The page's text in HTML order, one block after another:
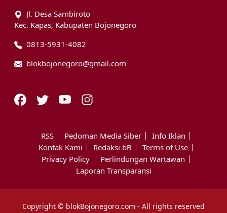
Jl. Desa Sambiroto
Kec. Kapas, Kabupaten Bojonegoro
0813-5931-4082
blokbojonegoro@gmail.com
RSS Pedoman Media Siber
Info Iklan
Kontak Kami
Redaksi bB
Terms of Use
Privacy Policy
Perlindungan Wartawan
Laporan Transparansi
Copyright © blokBojonegoro.com - All rights reserved